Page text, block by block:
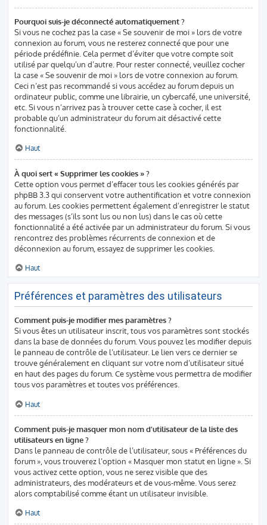
Pourquoi suis-je déconnecté automatiquement ?
Si vous ne cochez pas la case « Se souvenir de moi » lors de votre
connexion au forum, vous ne resterez connecté que pour une
période prédéfinie. Cela permet d’éviter que votre compte soit
utilisé par quelqu’un d’autre. Pour rester connecté, veuillez cocher
la case « Se souvenir de moi » lors de votre connexion au forum.
Ceci n’est pas recommandé si vous accédez au forum depuis un
ordinateur public, comme une librairie, un cybercafé, une université,
etc. Si vous n’arrivez pas à trouver cette case à cocher, il est
probable qu’un administrateur du forum ait désactivé cette
fonctionnalité.
Haut
À quoi sert « Supprimer les cookies » ?
Cette option vous permet d’effacer tous les cookies générés par
phpBB 3.3 qui conservent votre authentification et votre connexion
au forum. Les cookies permettent également d’enregistrer le statut
des messages (s’ils sont lus ou non lus) dans le cas où cette
fonctionnalité a été activée par un administrateur du forum. Si vous
rencontrez des problèmes récurrents de connexion et de
déconnexion au forum, essayez de supprimer les cookies.
Haut
Préférences et paramètres des utilisateurs
Comment puis-je modifier mes paramètres ?
Si vous êtes un utilisateur inscrit, tous vos paramètres sont stockés
dans la base de données du forum. Vous pouvez les modifier depuis
le panneau de contrôle de l’utilisateur. Le lien vers ce dernier se
trouve généralement en cliquant sur votre nom d’utilisateur situé
en haut des pages du forum. Ce système vous permettra de modifier
tous vos paramètres et toutes vos préférences.
Haut
Comment puis-je masquer mon nom d’utilisateur de la liste des
utilisateurs en ligne ?
Dans le panneau de contrôle de l’utilisateur, sous « Préférences du
forum », vous trouverez l’option « Masquer mon statut en ligne ». Si
vous activez cette option, vous ne serez visible que des
administrateurs, des modérateurs et de vous-même. Vous serez
alors comptabilisé comme étant un utilisateur invisible.
Haut